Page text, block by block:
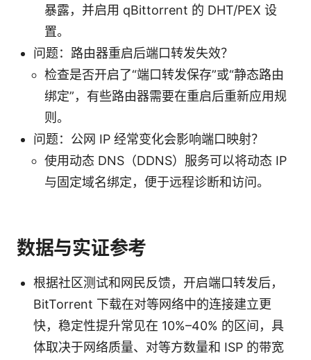
暴露，并启用 qBittorrent 的 DHT/PEX 设
置。
问题：路由器重启后端口转发失效？
检查是否开启了“端口转发保存”或“静态路由
绑定”，有些路由器需要在重启后重新应用规
则。
问题：公网 IP 经常变化会影响端口映射？
使用动态 DNS（DDNS）服务可以将动态 IP
与固定域名绑定，便于远程诊断和访问。
数据与实证参考
根据社区测试和网民反馈，开启端口转发后，
BitTorrent 下载在对等网络中的连接建立更
快，稳定性提升常见在 10%–40% 的区间，具
体取决于网络质量、对等方数量和 ISP 的带宽